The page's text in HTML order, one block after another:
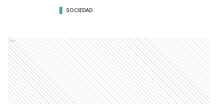
SOCIEDAD
Ads